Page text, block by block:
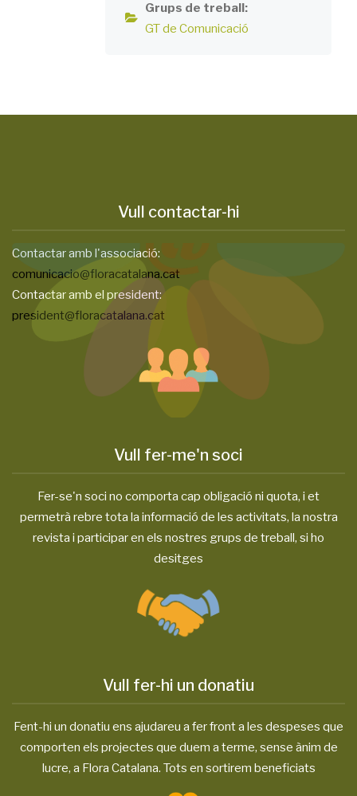
Grups de treball
GT de Comunicació
Vull contactar-hi
Contactar amb l'associació:
comunicacio@floracatalana.cat
Contactar amb el president:
president@floracatalana.cat
Vull fer-me'n soci
Fer-se'n soci no comporta cap obligació ni quota, i et
permetrà rebre tota la informació de les activitats, la nostra
revista i participar en els nostres grups de treball, si ho
desitges
Vull fer-hi un donatiu
Fent-hi un donatiu ens ajudareu a fer front a les despeses que
comporten els projectes que duem a terme, sense ànim de
lucre, a Flora Catalana. Tots en sortirem beneficiats